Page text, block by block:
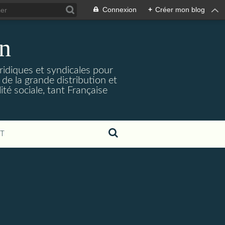
Connexion + Créer mon blog
et syndicales pour
de la grande distribution et
sociale, tant Française